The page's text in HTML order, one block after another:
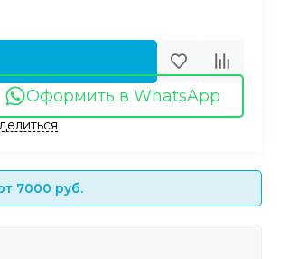
Оформить в WhatsApp
7000 руб.